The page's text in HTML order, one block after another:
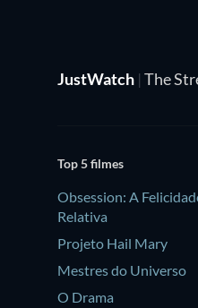
JustWatch | The
Top 5 filmes
Obsession: A
Relativa
Projeto Hail Mary
Mestres do Universo
O Drama